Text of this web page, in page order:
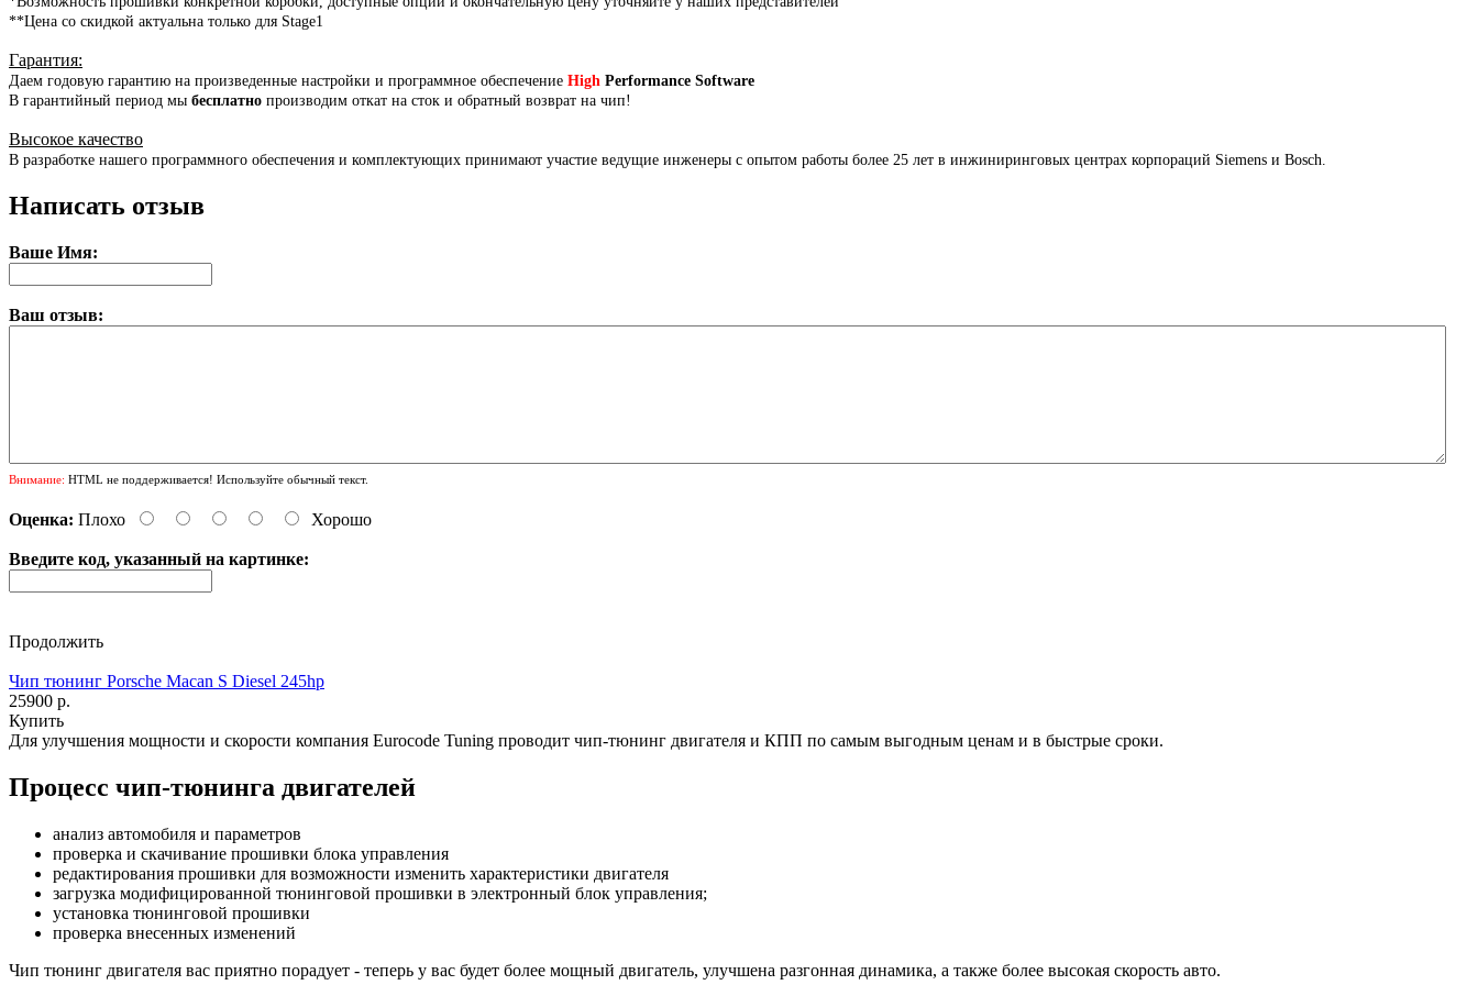
**Цена со скидкой актуальна только для Stage1
Гарантия:
Даем годовую гарантию на произведенные настройки и программное обеспечение High Performance Software
В гарантийный период мы бесплатно производим откат на сток и обратный возврат на чип!
Высокое качество
В разработке нашего программного обеспечения и комплектующих принимают участие ведущие инженеры с опытом работы более 25 лет в инжиниринговых центрах корпораций Siemens и Bosch.
Написать отзыв
Ваше Имя:
Ваш отзыв:
Внимание: HTML не поддерживается! Используйте обычный текст.
Оценка: Плохо Хорошо
Введите код, указанный на картинке:
Продолжить
Чип тюнинг Porsche Macan S Diesel 245hp
25900 р.
Купить
Для улучшения мощности и скорости компания Eurocode Tuning проводит чип-тюнинг двигателя и КПП по самым выгодным ценам и в быстрые сроки.
Процесс чип-тюнинга двигателей
анализ автомобиля и параметров
проверка и скачивание прошивки блока управления
редактирования прошивки для возможности изменить характеристики двигателя
загрузка модифицированной тюнинговой прошивки в электронный блок управления;
установка тюнинговой прошивки
проверка внесенных изменений
Чип тюнинг двигателя вас приятно порадует - теперь у вас будет более мощный двигатель, улучшена разгонная динамика, а также более высокая скорость авто.